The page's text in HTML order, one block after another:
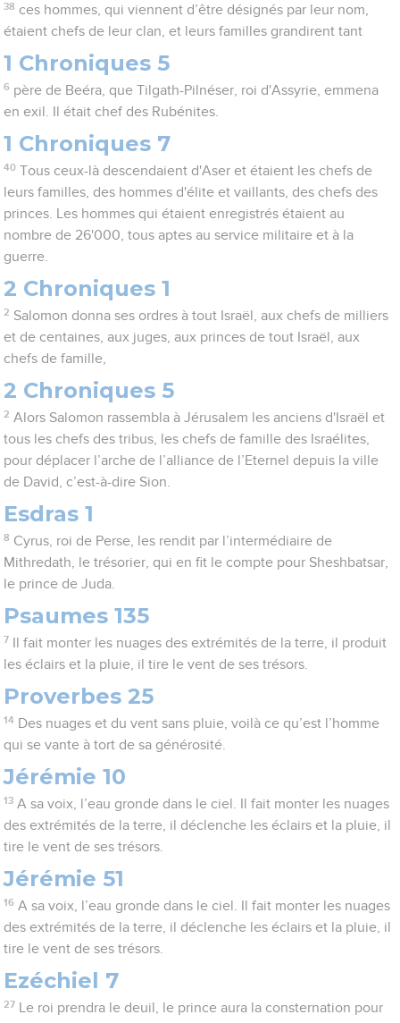
38 ces hommes, qui viennent d’être désignés par leur nom,
étaient chefs de leur clan, et leurs familles grandirent tant
1 Chroniques 5
6 père de Beéra, que Tilgath-Pilnéser, roi d'Assyrie, emmena
en exil. Il était chef des Rubénites.
1 Chroniques 7
40 Tous ceux-là descendaient d'Aser et étaient les chefs de
leurs familles, des hommes d'élite et vaillants, des chefs des
princes. Les hommes qui étaient enregistrés étaient au
nombre de 26'000, tous aptes au service militaire et à la
guerre.
2 Chroniques 1
2 Salomon donna ses ordres à tout Israël, aux chefs de milliers
et de centaines, aux juges, aux princes de tout Israël, aux
chefs de famille,
2 Chroniques 5
2 Alors Salomon rassembla à Jérusalem les anciens d'Israël et
tous les chefs des tribus, les chefs de famille des Israélites,
pour déplacer l’arche de l’alliance de l’Eternel depuis la ville
de David, c’est-à-dire Sion.
Esdras 1
8 Cyrus, roi de Perse, les rendit par l’intermédiaire de
Mithredath, le trésorier, qui en fit le compte pour Sheshbatsar,
le prince de Juda.
Psaumes 135
7
Il fait monter les nuages des extrémités de la terre, il produit
les éclairs et la pluie, il tire le vent de ses trésors.
Proverbes 25
14 Des nuages et du vent sans pluie, voilà ce qu’est l’homme
qui se vante à tort de sa générosité.
Jérémie 10
13 A sa voix, l’eau gronde dans le ciel. Il fait monter les nuages
des extrémités de la terre, il déclenche les éclairs et la pluie, il
tire le vent de ses trésors.
Jérémie 51
16 A sa voix, l’eau gronde dans le ciel. Il fait monter les nuages
des extrémités de la terre, il déclenche les éclairs et la pluie, il
tire le vent de ses trésors.
Ezéchiel 7
27
Le roi prendra le deuil, le prince aura la consternation pour